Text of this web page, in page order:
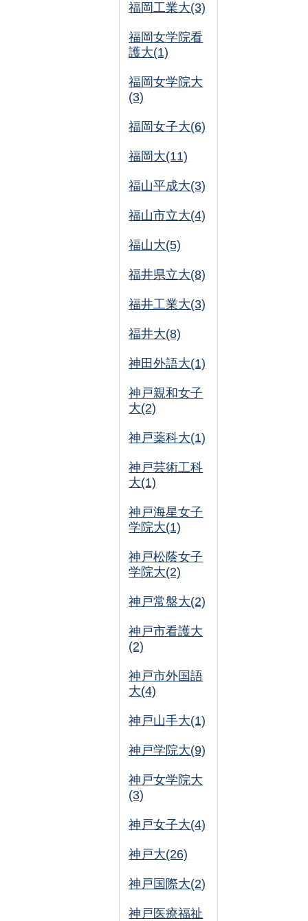
福岡工業大(3)
福岡女学院看
護大(1)
福岡女学院大
(3)
福岡女子大(6)
福岡大(11)
福山平成大(3)
福山市立大(4)
福山大(5)
福井県立大(8)
福井工業大(3)
福井大(8)
神田外語大(1)
神戸親和女子
大(2)
神戸薬科大(1)
神戸芸術工科
大(1)
神戸海星女子
学院大(1)
神戸松蔭女子
学院大(2)
神戸常盤大(2)
神戸市看護大
(2)
神戸市外国語
大(4)
神戸山手大(1)
神戸学院大(9)
神戸女学院大
(3)
神戸女子大(4)
神戸大(26)
神戸国際大(2)
神戸医療福祉